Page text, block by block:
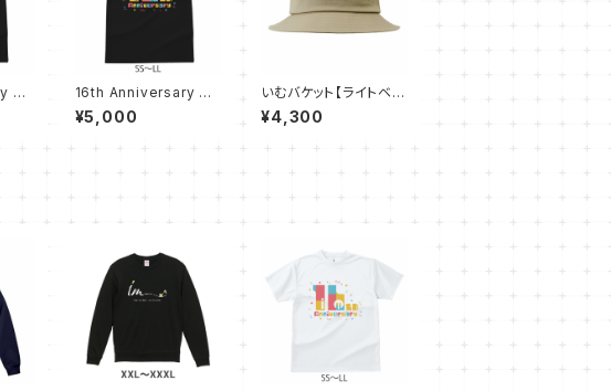
T
5
16th Anniversary T
シャツ【ブラック SS〜L
L】
¥5,000
いむバケット【ライトベー
ジュ】
¥4,300